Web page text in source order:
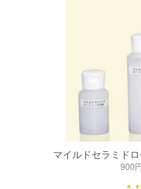
マイルドセラミド
900